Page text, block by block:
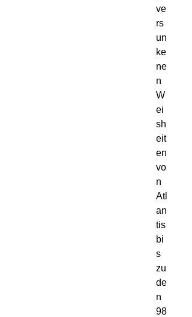
ve
rs
un
ke
ne
n
W
ei
sh
eit
en
vo
n
Atl
an
tis
bi
s
zu
de
n
98